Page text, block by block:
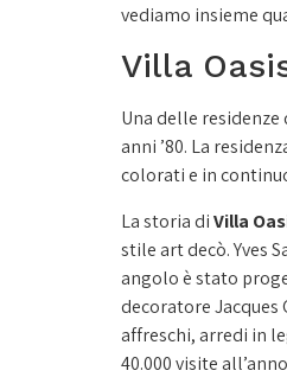
vediamo insieme
Villa
Una delle
anni ’80. La
colorati e in
La storia diVilla
stile art decò. Yves
angolo è stato
decoratore
affreschi, arredi in
40.000 visite